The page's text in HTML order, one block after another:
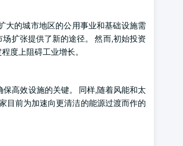
大的城市地区的公用事业和基础设施需
扩张提供了新的途径。 然而,初始投资
度上阻碍工业增长。
高效设施的关键。 同样,随着风能和太
目前为加速向更清洁的能源过渡而作的